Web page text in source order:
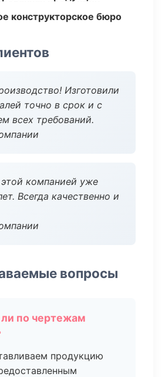
конструкторское бюро
Изготовили
точно в срок и с
всех требований.
компанией уже
Всегда качественно и
вопросы
ли по чертежам
продукцию